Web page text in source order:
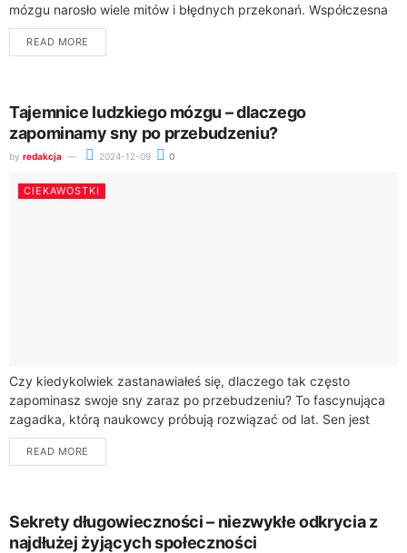
mózgu narosło wiele mitów i błędnych przekonań. Współczesna
neurologia i badania naukowe pozwalają jednak...
READ MORE
Tajemnice ludzkiego mózgu – dlaczego
zapominamy sny po przebudzeniu?
by redakcja 2024-12-09 0
CIEKAWOSTKI
Czy kiedykolwiek zastanawiałeś się, dlaczego tak często
zapominasz swoje sny zaraz po przebudzeniu? To fascynująca
zagadka, którą naukowcy próbują rozwiązać od lat. Sen jest
niezwykle ważny dla Twojego zdrowia psychicznego...
READ MORE
Sekrety długowieczności – niezwykłe odkrycia z
najdłużej żyjących społeczności